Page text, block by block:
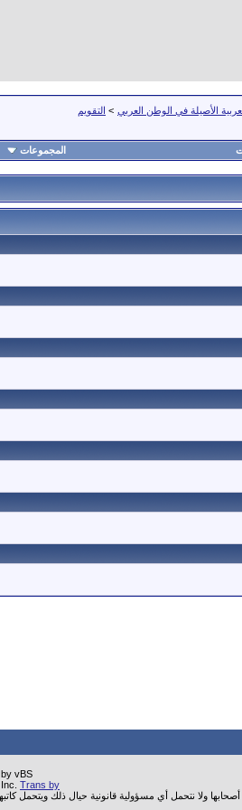
الأصيلة في الوطن العربي > التقويم
المجموعات
vBS
Trans by
أصحابها ولا نتحمل أي مسؤولية قانونية حيال ذلك